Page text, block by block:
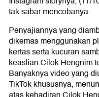
tak sabar mencobanya.
Penyajiannya yang
dikemas menggunakan
kertas serta kucuran
keaslian Cilok Hengnim
Banyaknya video yang
TikTok khususnya,